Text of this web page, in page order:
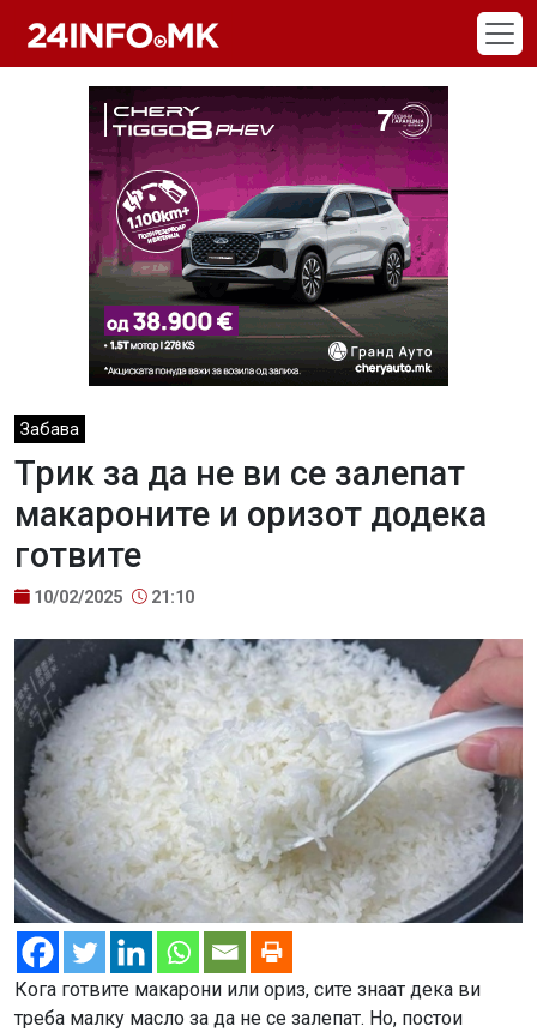
Забава
Трик за да не ви се залепат
макароните и оризот додека
готвите
10/02/2025 21:10
Кога готвите макарони или ориз, сите знаат дека ви
треба малку масло за да не се залепат. Но, постои